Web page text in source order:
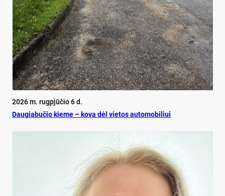
2026 m. rugpjūčio 6 d.
Dau­gia­bu­čio kie­me – ko­va dėl vie­tos au­to­mo­bi­liui